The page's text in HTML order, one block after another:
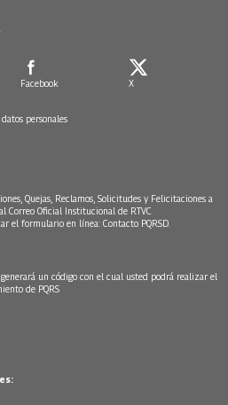
Facebook X
personales
Quejas, Reclamos, Solicitudes y Felicitaciones a
Oficial Institucional de RTVC
el formulario en línea: Contacto PQRSD.
un código con el cual usted podrá realizar el
de PQRS